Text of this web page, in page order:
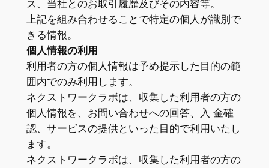
ス、当社とのお取引履歴及びその内容等。
上記を組み合わせることで特定の個人が識別で
きる情報。
個人情報の利用
利用者の方の個人情報は予め提示した目的の範
囲内でのみ利用します。
ネクストワークラボは、収集した利用者の方の
個人情報を、お問い合わせへの回答、入 金確
認、サービスの提供といった目的で利用いたし
ます。
ネクストワークラボは、収集した利用者の方の